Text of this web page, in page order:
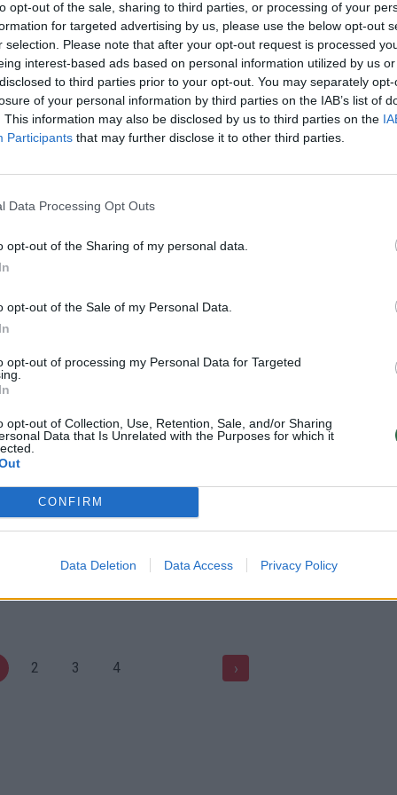
opt-out of the sale, sharing to third parties, or processing of your
for targeted advertising by us, please use the below opt-out
selection. Please note that after your opt-out request is processed
interest-based ads based on personal information utilized by us
to third parties prior to your opt-out. You may separately
of your personal information by third parties on the IAB’s list of
This information may also be disclosed by us to third parties on the
Participants that may further disclose it to other third parties.
Data Processing Opt Outs
opt-out of the Sharing of my personal data.
opt-out of the Sale of my Personal Data.
opt-out of processing my Personal Data for Targeted
opt-out of Collection, Use, Retention, Sale, and/or Sharing
Data that Is Unrelated with the Purposes for which it
CONFIRM
Data Deletion Data Access Privacy Policy
Žinios | Pramogos
01:03:41
grupė „Rebelheart”
„Scorpions“
„Rebelheart” daina, už kurią
„Scorpions“ lietuviams siūlė 30
00:47:08
laidoje vietoje
naudojo šaukštus,
Atlikėja Donalda įsimylėjo:
muzikanto likimą
būrėja
80-metis žada perspjauti
tik už kelių metų“
apie pažintį su vyru:
eismo pažeidimą, o jis
„patrulis“ pateko į nemalonią
situaciją
2 3 4 ›